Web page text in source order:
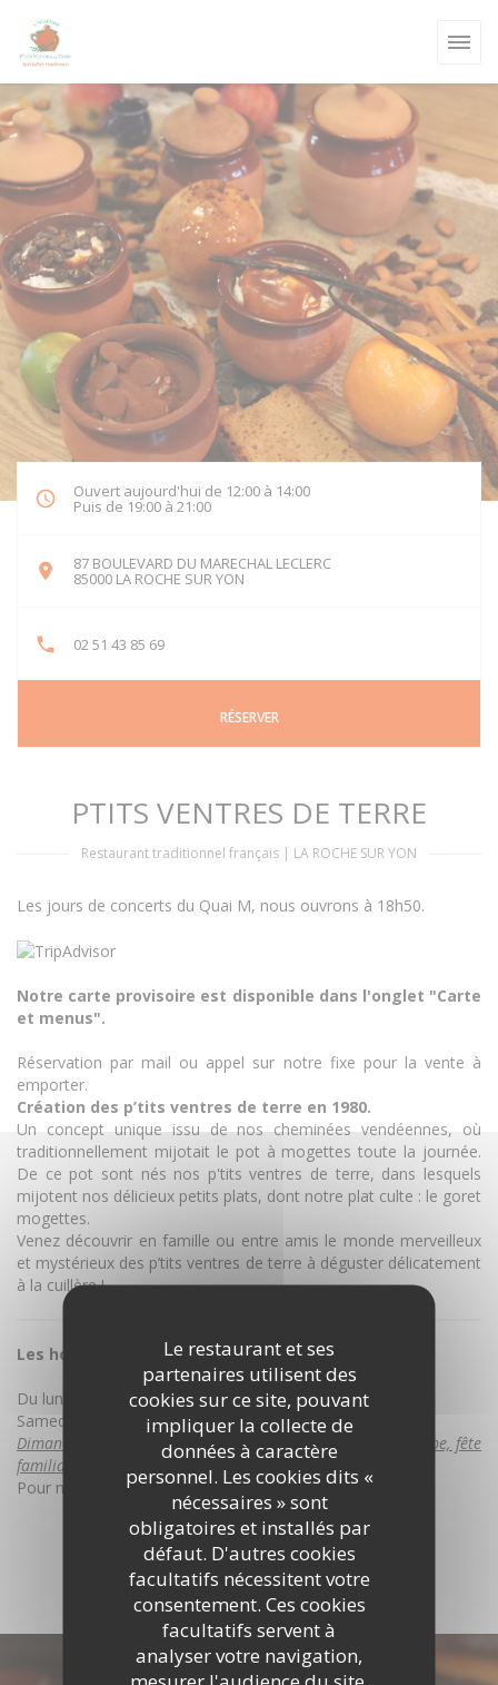
Le restaurant et ses
partenaires utilisent des
cookies sur ce site, pouvant
impliquer la collecte de
données à caractère
personnel. Les cookies dits «
nécessaires » sont
obligatoires et installés par
défaut. D'autres cookies
facultatifs nécessitent votre
consentement. Ces cookies
facultatifs servent à
analyser votre navigation,
Ouvert aujourd'hui de 12:00 à 14:00
Puis de 19:00 à 21:00
87 BOULEVARD DU MARECHAL LECLERC
85000 LA ROCHE SUR YON
02 51 43 85 69
RÉSERVER
PTITS VENTRES DE TERRE
Restaurant traditionnel français | LA ROCHE SUR YON
Les jours de concerts du Quai M, nous ouvrons à 18h50.
Notre carte provisoire est disponible dans l'onglet "Carte
et menus".
Réservation par mail ou appel sur notre fixe pour la vente à
emporter.
Création des p’tits ventres de terre en 1980.
Un concept unique issu de nos cheminées vendéennes, où
traditionnellement mijotait le pot à mogettes toute la journée.
De ce pot sont nés nos p'tits ventres de terre, dans lesquels
mijotent nos délicieux petits plats, dont notre plat culte : le goret
mogettes.
Venez découvrir en famille ou entre amis le monde merveilleux
et mystérieux des p’tits ventres de terre à déguster délicatement
à la cuillère !
Les horaires des P’tits ventres de terre :
Du lundi au vendredi: 12h00-14h00 ; 19h00-21h15
Samedi: 12h00-14h00 ; 19h00-21h15
Dimanche et jours fériés ( exceptionnel, pour repas / groupe, fête
familiale à partir de 50 personnes)
Pour nous contacter : ptits-ventres-de-terre@orange.fr
DÉCOUVRIR LE LIEU
Découvrir notre carte